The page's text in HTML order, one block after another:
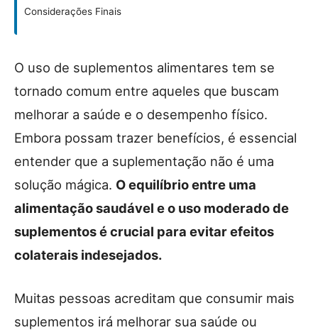
Considerações Finais
O uso de suplementos alimentares tem se
tornado comum entre aqueles que buscam
melhorar a saúde e o desempenho físico.
Embora possam trazer benefícios, é essencial
entender que a suplementação não é uma
solução mágica. O equilíbrio entre uma
alimentação saudável e o uso moderado de
suplementos é crucial para evitar efeitos
colaterais indesejados.
Muitas pessoas acreditam que consumir mais
suplementos irá melhorar sua saúde ou